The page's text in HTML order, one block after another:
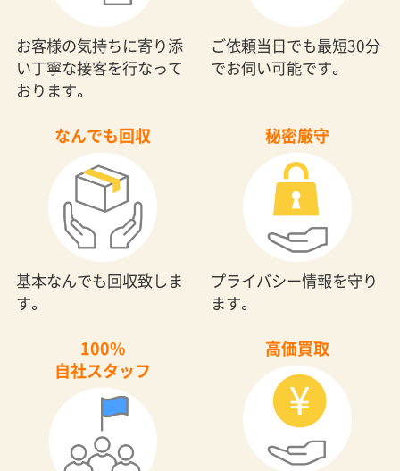
お客様の気持ちに寄り添
い丁寧な接客を行なって
おります。
ご依頼当日でも最短30分
でお伺い可能です。
なんでも回収
基本なんでも回収致しま
す。
秘密厳守
プライバシー情報を守り
ます。
100%
自社スタッフ
高価買取